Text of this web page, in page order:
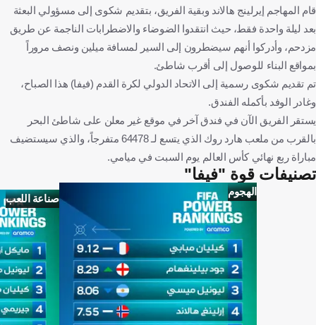
قام المهاجم إيرلينج هالاند وبقية الفريق، بتقديم شكوى إلى مسؤولي البعثة
بعد ليلة واحدة فقط، حيث انتقدوا الضوضاء والاضطرابات الناجمة عن طريق
مزدحم، وأدركوا أنهم سيضطرون إلى السير لمسافة ميلين ونصف مروراً
بمواقع البناء للوصول إلى أقرب شاطئ.
تم تقديم شكوى رسمية إلى الاتحاد الدولي لكرة القدم (فيفا) هذا الصباح،
وغادر الوفد بأكمله الفندق.
يستقر الفريق الآن في فندق آخر في موقع غير معلن على شاطئ البحر
بالقرب من ملعب هارد روك الذي يتسع لـ 64478 متفرجاً، والذي سيستضيف
مباراة ربع نهائي كأس العالم يوم السبت في ميامي.
تصنيفات قوة "فيفا"
الهجوم
صناعة اللعب